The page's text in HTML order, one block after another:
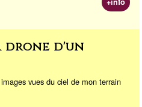
drone d'un
vues du ciel de mon terrain